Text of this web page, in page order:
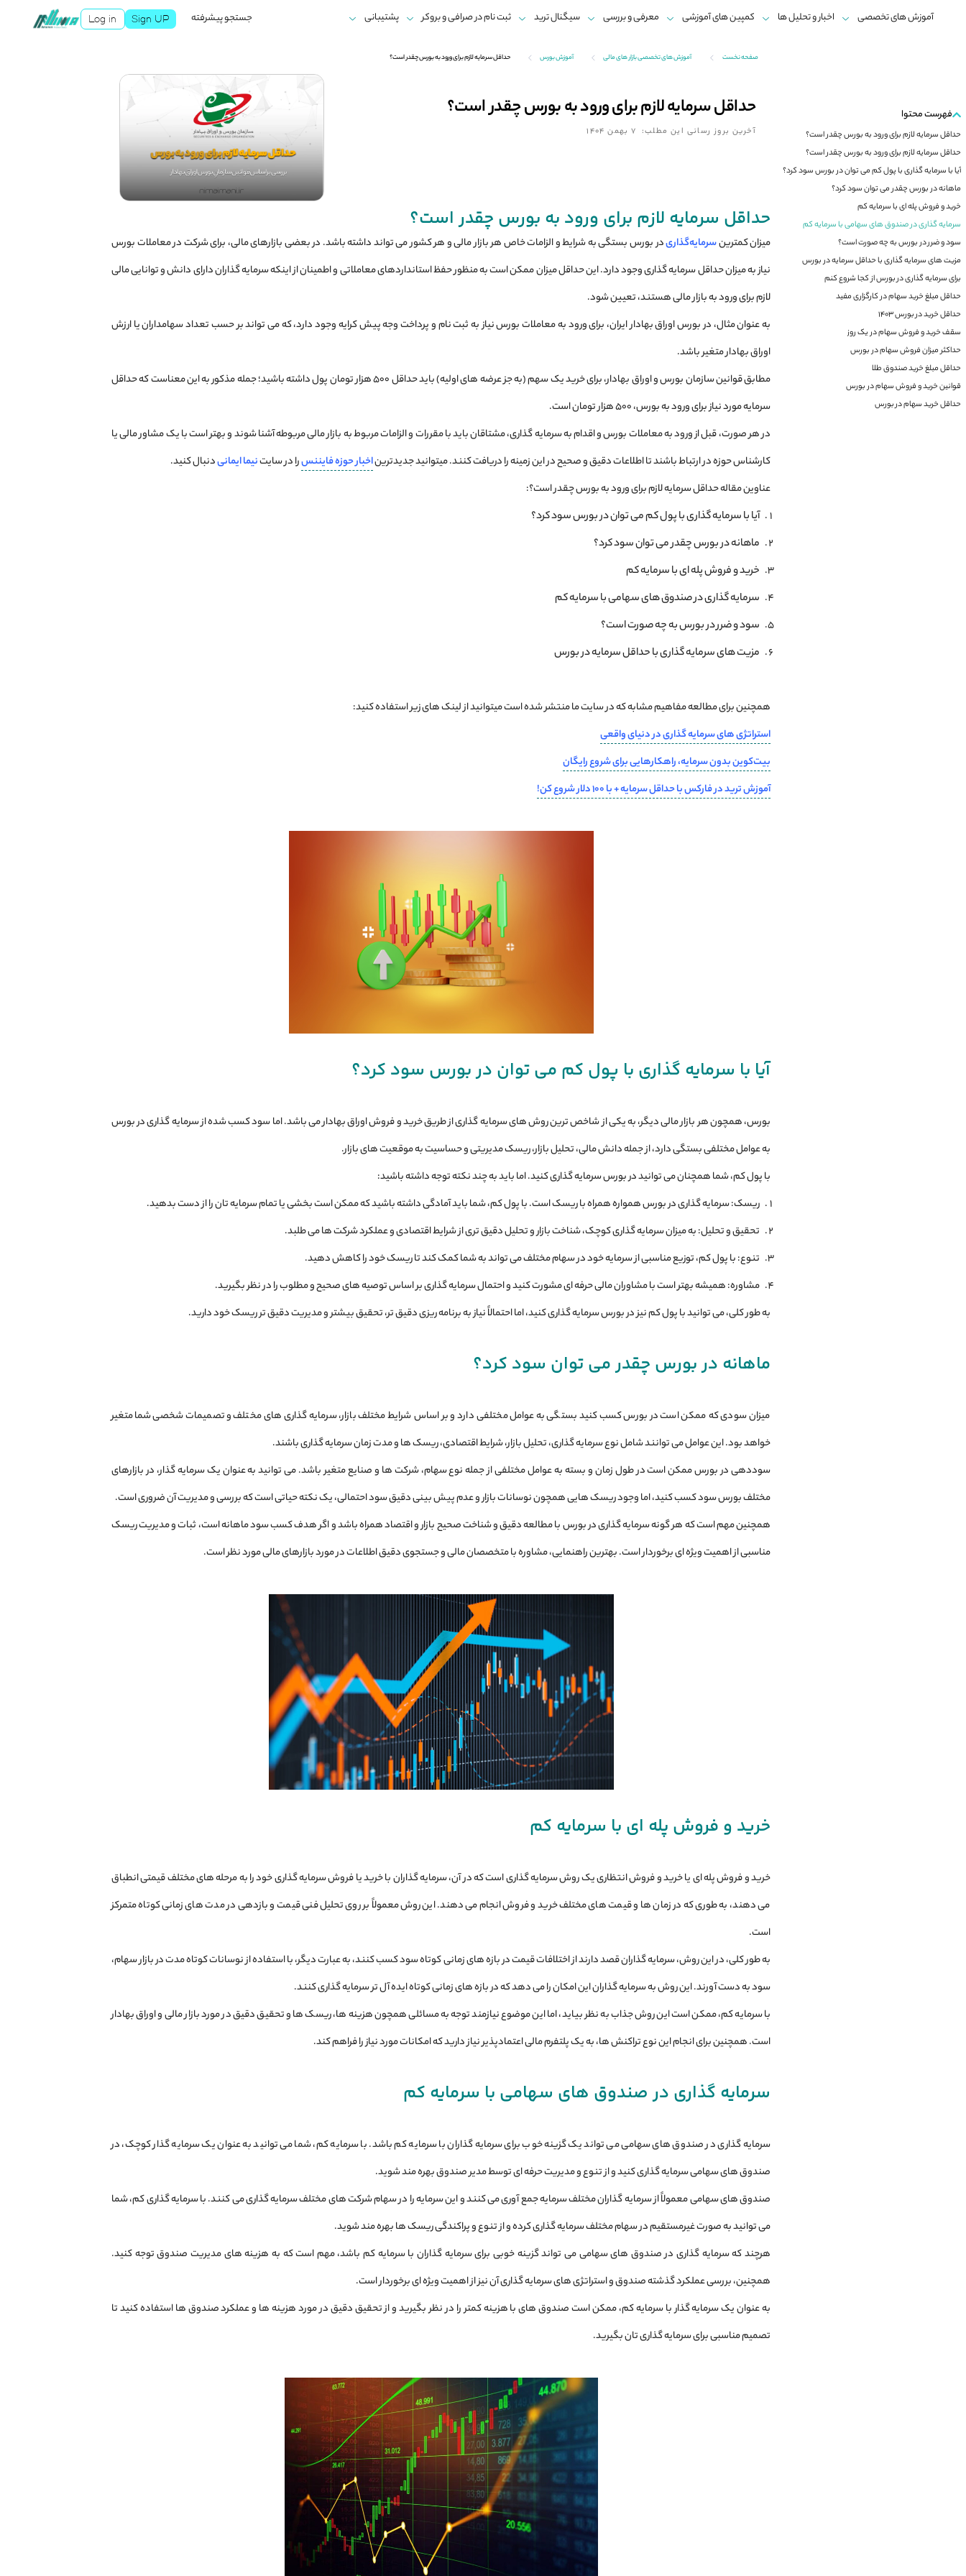
Log in Sign UP جستجو پیشرفته آموزش های تخصصی اخبار و تحلیل ها کمپین های آموزشی معرفی و بررسی سیگنال ترید ثبت نام در صرافی و بروکر پشتیبانی
صفحه نخست آموزش های تخصصی بازار های مالی آموزش بورس حداقل سرمایه لازم برای ورود به بورس چقدر است؟
حداقل سرمایه لازم برای ورود به بورس چقدر است؟
آخرین بروز رسانی این مطلب: 7 بهمن 1404
حداقل سرمایه لازم برای ورود به بورس چقدر است؟
میزان کمترینسرمایه‌گذاریدر بورس بستگی به شرایط و الزامات خاص هر بازار مالی و هر کشور می‌ تواند داشته باشد. در بعضی بازارهای مالی، برای شرکت در معاملات بورس
نیاز به میزان حداقل سرمایه ‌گذاری وجود دارد. این حداقل میزان ممکن است به منظور حفظ استانداردهای معاملاتی و اطمینان از اینکه سرمایه ‌گذاران دارای دانش و توانایی مالی
لازم برای ورود به بازار مالی هستند، تعیین شود.
به عنوان مثال، در بورس اوراق بهادار ایران، برای ورود به معاملات بورس نیاز به ثبت نام و پرداخت وجه پیش کرایه وجود دارد، که می ‌تواند بر حسب تعداد سهامداران یا ارزش
اوراق بهادار متغیر باشد.
مطابق قوانین سازمان بورس و اوراق بهادار، برای خريد يک سهم (به جز عرضه های اولیه) بايد حداقل 500 هزار تومان پول داشته باشید؛ جمله مذکور به این معناست که حداقل
سرمایه مورد نیاز برای ورود به بورس، 500 هزار تومان است.
در هر صورت، قبل از ورود به معاملات بورس و اقدام به سرمایه‌ گذاری، مشتاقان باید با مقررات و الزامات مربوط به بازار مالی مربوطه آشنا شوند و بهتر است با یک مشاور مالی یا
کارشناس حوزه در ارتباط باشند تا اطلاعات دقیق و صحیح در این زمینه را دریافت کنند. میتوانید جدیدتریناخبارحوزهفایننسرا در سایتنیما ایمانیدنبال کنید.
عناوین مقاله حداقل سرمایه لازم برای ورود به بورس چقدر است؟:
آیا با سرمایه ‌گذاری با پول کم می ‌توان در بورس سود کرد؟
ماهانه در بورس چقدر می ‌توان سود کرد؟
خرید و فروش پله‌ ای با سرمایه کم
سرمایه‌ گذاری در صندوق‌ های سهامی با سرمایه کم
سود و ضرر در بورس به چه صورت است؟
مزیت های سرمایه ‌گذاری با حداقل سرمایه در بورس
همچنین برای مطالعه مفاهیم مشابه که در سایت ما منتشر شده است میتوانید از لینک های زیر استفاده کنید:
استراتژی های سرمایه گذاری در دنیای واقعی
بیت‌کوین بدون سرمایه، راهکارهایی برای شروع رایگان
آموزش ترید در فارکس با حداقل سرمایه + با 100 دلار شروع کن!
آیا با سرمایه ‌گذاری با پول کم می ‌توان در بورس سود کرد؟
بورس، همچون هر بازار مالی دیگر، به یکی از شاخص ‌ترین روش‌ های سرمایه ‌گذاری از طریق خرید و فروش اوراق بهادار می ‌باشد. اما سود کسب شده از سرمایه‌ گذاری در بورس
به عوامل مختلفی بستگی دارد، از جمله دانش مالی، تحلیل بازار، ریسک مدیریتی و حساسیت به موقعیت‌ های بازار.
با پول کم، شما همچنان می ‌توانید در بورس سرمایه‌ گذاری کنید. اما باید به چند نکته توجه داشته باشید:
ریسک: سرمایه‌ گذاری در بورس همواره همراه با ریسک است. با پول کم، شما باید آمادگی داشته باشید که ممکن است بخشی یا تمام سرمایه ‌تان را از دست بدهید.
تحقیق و تحلیل: به میزان سرمایه‌ گذاری کوچک، شناخت بازار و تحلیل دقیق‌ تری از شرایط اقتصادی و عملکرد شرکت ‌ها می‌ طلبد.
تنوع: با پول کم، توزیع مناسبی از سرمایه خود در سهام مختلف می ‌تواند به شما کمک کند تا ریسک خود را کاهش دهید.
مشاوره: همیشه بهتر است با مشاوران مالی حرفه‌ ای مشورت کنید و احتمال سرمایه‌ گذاری بر اساس توصیه ‌های صحیح و مطلوب را در نظر بگیرید.
به طور کلی، می ‌توانید با پول کم نیز در بورس سرمایه‌ گذاری کنید، اما احتمالاً نیاز به برنامه ‌ریزی دقیق تر، تحقیق بیشتر و مدیریت دقیق‌ تر ریسک خود دارید.
ماهانه در بورس چقدر می ‌توان سود کرد؟
میزان سودی که ممکن است در بورس کسب کنید بستگی به عوامل مختلفی دارد و بر اساس شرایط مختلف بازار، سرمایه ‌گذاری ‌های مختلف و تصمیمات شخصی شما متغیر
خواهد بود. این عوامل می ‌توانند شامل نوع سرمایه ‌گذاری، تحلیل بازار، شرایط اقتصادی، ریسک‌ ها و مدت زمان سرمایه‌ گذاری باشند.
سوددهی در بورس ممکن است در طول زمان و بسته به عوامل مختلفی از جمله نوع سهام، شرکت ‌ها و صنایع متغیر باشد. می ‌توانید به عنوان یک سرمایه ‌گذار، در بازارهای
مختلف بورس سود کسب کنید، اما وجود ریسک ‌هایی همچون نوسانات بازار و عدم پیش‌ بینی دقیق سود احتمالی، یک نکته حیاتی است که بررسی و مدیریت آن ضروری است.
همچنین مهم است که هر گونه سرمایه ‌گذاری در بورس با مطالعه دقیق و شناخت صحیح بازار و اقتصاد همراه باشد و اگر هدف کسب سود ماهانه است، ثبات و مدیریت ریسک
مناسبی از اهمیت ویژه‌ ای برخوردار است. بهترین راهنمایی، مشاوره با متخصصان مالی و جستجوی دقیق اطلاعات در مورد بازارهای مالی مورد نظر است.
خرید و فروش پله‌ ای با سرمایه کم
خرید و فروش پله ‌ای یا خرید و فروش انتظاری یک روش سرمایه‌ گذاری است که در آن، سرمایه ‌گذاران با خرید یا فروش سرمایه‌ گذاری خود را به مرحله ‌های مختلف قیمتی انطباق
می ‌دهند، به طوری که در زمان‌ ها و قیمت ‌های مختلف خرید و فروش انجام می ‌دهند. این روش معمولاً بر روی تحلیل فنی قیمت و بازدهی در مدت ‌های زمانی کوتاه متمرکز
است.
به ‌طور کلی، در این روش، سرمایه ‌گذاران قصد دارند از اختلافات قیمت در بازه‌ های زمانی کوتاه سود کسب کنند، به عبارت دیگر، با استفاده از نوسانات کوتاه مدت در بازار سهام،
سود به دست‌ آورند. این روش به سرمایه ‌گذاران این امکان را می‌ دهد که در بازه‌ های زمانی کوتاه ایده ‌آل ‌تر سرمایه‌ گذاری کنند.
با سرمایه کم، ممکن است این روش جذاب به نظر بیاید، اما این موضوع نیازمند توجه به مسائلی همچون هزینه‌ ها، ریسک ‌ها و تحقیق دقیق در مورد بازار مالی و اوراق بهادار
است. همچنین برای انجام این نوع تراکنش‌ ها، به یک پلتفرم مالی اعتماد‌پذیر نیاز دارید که امکانات مورد نیاز را فراهم کند.
سرمایه‌ گذاری در صندوق‌ های سهامی با سرمایه کم
سرمایه‌ گذاری در صندوق ‌های سهامی می ‌تواند یک گزینه خوب برای سرمایه‌ گذاران با سرمایه کم باشد. با سرمایه کم، شما می ‌توانید به عنوان یک سرمایه ‌گذار کوچک، در
صندوق ‌های سهامی سرمایه ‌گذاری کنید و از تنوع و مدیریت حرفه‌ ای توسط مدیر صندوق بهره‌ مند شوید.
صندوق ‌های سهامی معمولاً از سرمایه ‌گذاران مختلف سرمایه جمع ‌آوری می‌ کنند و این سرمایه را در سهام شرکت ‌های مختلف سرمایه‌ گذاری می‌ کنند. با سرمایه ‌گذاری کم، شما
می ‌توانید به صورت غیرمستقیم در سهام مختلف سرمایه ‌گذاری کرده و از تنوع و پراکندگی ریسک ‌ها بهره ‌مند شوید.
هرچند که سرمایه‌ گذاری در صندوق ‌های سهامی می‌ تواند گزینه خوبی برای سرمایه ‌گذاران با سرمایه کم باشد، مهم است که به هزینه ‌های مدیریت صندوق توجه کنید.
همچنین، بررسی عملکرد گذشته صندوق و استراتژی ‌های سرمایه ‌گذاری آن نیز از اهمیت ویژه‌ ای برخوردار است.
به عنوان یک سرمایه ‌گذار با سرمایه کم، ممکن است صندوق‌ های با هزینه کمتر را در نظر بگیرید و از تحقیق دقیق در مورد هزینه‌ ها و عملکرد صندوق ‌ها استفاده کنید تا
تصمیم مناسبی برای سرمایه‌ گذاری‌ تان بگیرید.
فهرست محتوا
حداقل سرمایه لازم برای ورود به بورس چقدر است؟
حداقل سرمایه لازم برای ورود به بورس چقدر است؟
آیا با سرمایه ‌گذاری با پول کم می ‌توان در بورس سود کرد؟
ماهانه در بورس چقدر می ‌توان سود کرد؟
خرید و فروش پله‌ ای با سرمایه کم
سرمایه‌ گذاری در صندوق‌ های سهامی با سرمایه کم
سود و ضرر در بورس به چه صورت است؟
مزیت های سرمایه ‌گذاری با حداقل سرمایه در بورس
برای سرمایه گذاری در بورس از کجا شروع کنم
حداقل مبلغ خرید سهام در کارگزاری مفید
حداقل خرید در بورس ۱۴۰۳
سقف خرید و فروش سهام در یک روز
حداکثر میزان فروش سهام در بورس
حداقل مبلغ خرید صندوق طلا
قوانین خرید و فروش سهام در بورس
حداقل خرید سهام در بورس